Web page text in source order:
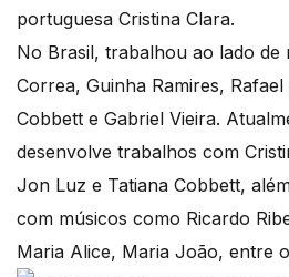
portuguesa Cristina Clara.
No Brasil, trabalhou ao lado de
Correa, Guinha Ramires, Rafael
Cobbett e Gabriel Vieira.
desenvolve trabalhos com
Jon Luz e Tatiana Cobbett,
com músicos como Ricardo
Maria Alice, Maria João, entre